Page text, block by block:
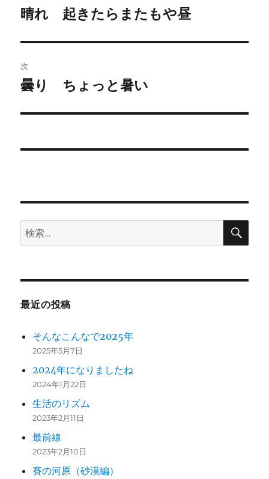
稿
ビ
ゲ
ー
前
投
稿:
晴れ 起きたらまたもや昼
次
次
投
曇り ちょっと暑い
検
索:
検
最近の投稿
そんなこんなで2025年
2025年5月7日
2024年になりましたね
2024年1月22日
生活のリズム
2023年2月11日
最前線
2023年2月10日
賽の河原（砂漠編）